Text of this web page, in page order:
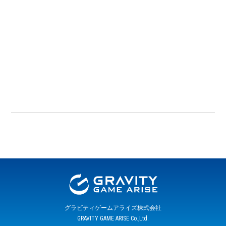
グラビティゲームアライズ株式会社
GRAVITY GAME ARISE Co.,Ltd.